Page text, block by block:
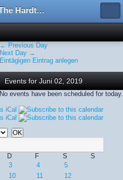
USB - The Hardtechno Family
← Previous Day
Next Day →
Eintägigen Eintrag anlegen
Events for Juni 02, 2019
No events have been scheduled for today.
D F S
S
3 4
5
10 11
12